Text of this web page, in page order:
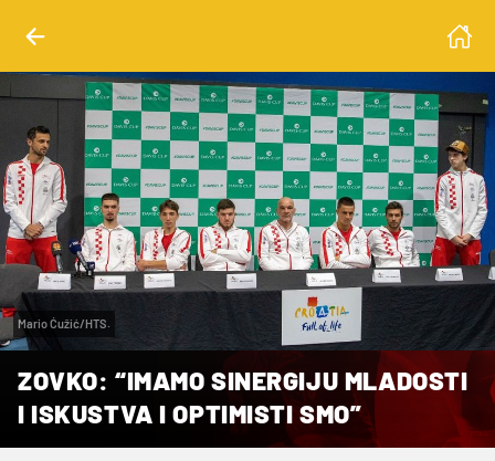
Mario Ćužić/HTS.
ZOVKO: “IMAMO SINERGIJU MLADOSTI
I ISKUSTVA I OPTIMISTI SMO”